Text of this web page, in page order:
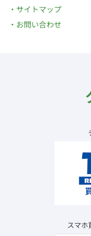
サイトマップ
お問い合わせ
スマホ